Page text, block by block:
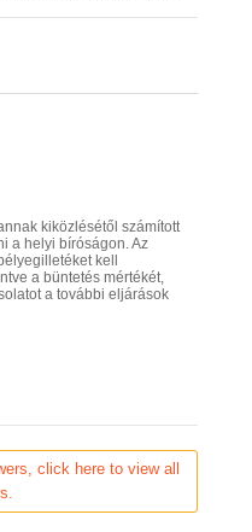
kiközlésétől számított
a helyi bíróságon. Az
kell
a büntetés mértékét,
a további eljárások
click here to view all